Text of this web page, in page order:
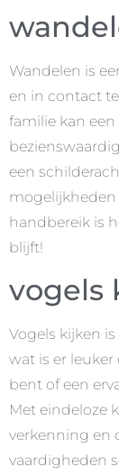
Wandelen is
en in contact
familie kan
een
mogelijkheden
handbereik is
blijft!
vogels
Vogels kijken
wat is er
bent of een
Met eindeloze
verkenning en
vaardigheden